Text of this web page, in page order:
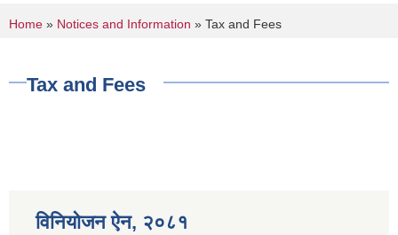
You are here
Home » Notices and Information » Tax and Fees
Tax and Fees
विनियोजन ऐन‚ २०८१